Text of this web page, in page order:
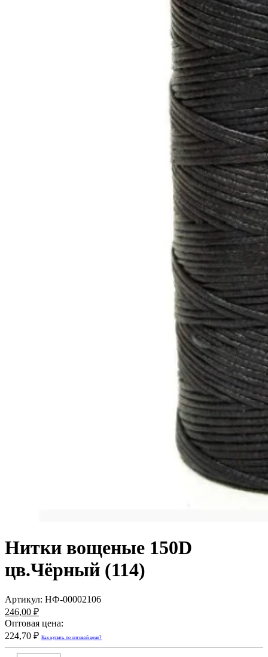
Нитки вощеные 150D
цв.Чёрный (114)
Артикул: НФ-00002106
246,00 ₽
Оптовая цена:
224,70 ₽ Как купить по оптовой цене?